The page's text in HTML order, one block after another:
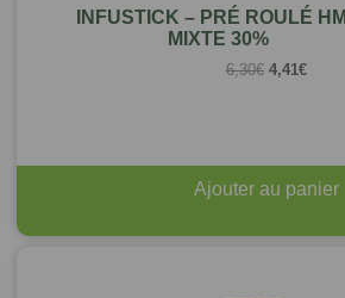
INFUSTICK – PRÉ ROULÉ
MIXTE 30%
6,30€ Le
4,41€Le
Ajouter au panier